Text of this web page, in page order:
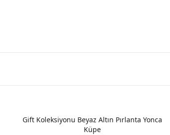
YENI
Gift Koleksiyonu Beyaz Altın Pırlanta Yonca
Küpe